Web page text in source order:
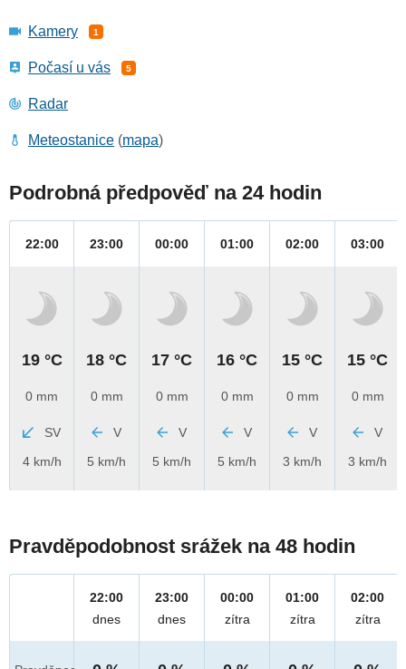
Kamery 1
Počasí u vás 5
Radar
Meteostanice (mapa)
Podrobná předpověď na 24 hodin
22:00
19 °C
0 mm
SV
4 km/h
23:00
18 °C
0 mm
V
5 km/h
00:00
17 °C
0 mm
V
5 km/h
01:00
16 °C
0 mm
V
5 km/h
02:00
15 °C
0 mm
V
3 km/h
03:00
15 °C
0 mm
V
3 km/h
Pravděpodobnost srážek na 48 hodin
22:00
dnes
23:00
dnes
00:00
zítra
01:00
zítra
02:00
zítra